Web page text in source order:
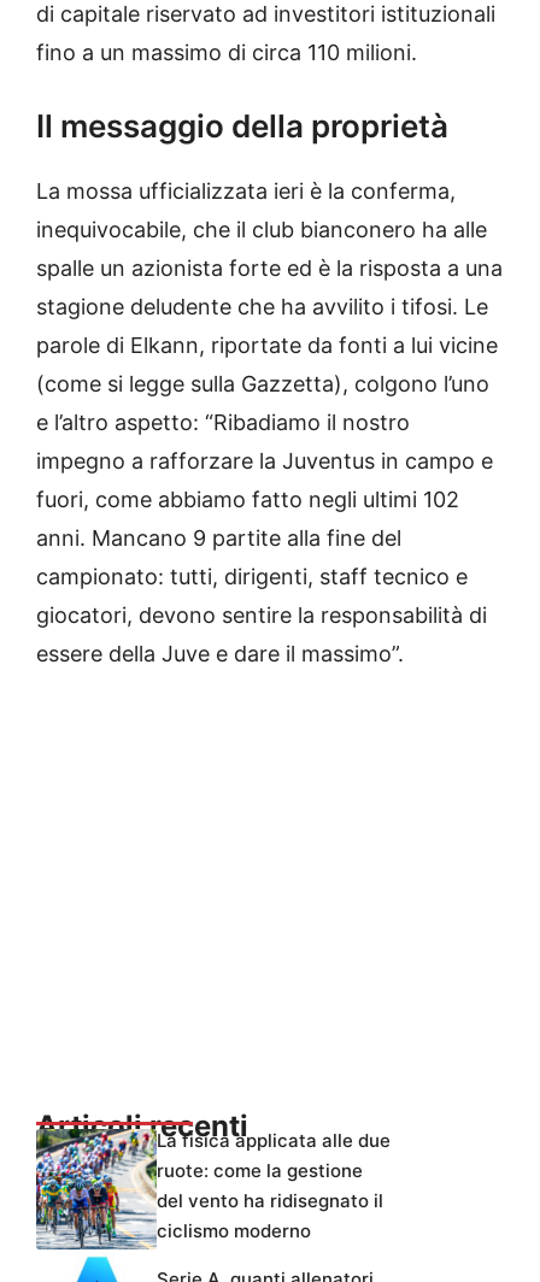
di capitale riservato ad investitori istituzionali
fino a un massimo di circa 110 milioni.
Il messaggio della proprietà
La mossa ufficializzata ieri è la conferma,
inequivocabile, che il club bianconero ha alle
spalle un azionista forte ed è la risposta a una
stagione deludente che ha avvilito i tifosi. Le
parole di Elkann, riportate da fonti a lui vicine
(come si legge sulla Gazzetta), colgono l’uno
e l’altro aspetto: “Ribadiamo il nostro
impegno a rafforzare la Juventus in campo e
fuori, come abbiamo fatto negli ultimi 102
anni. Mancano 9 partite alla fine del
campionato: tutti, dirigenti, staff tecnico e
giocatori, devono sentire la responsabilità di
essere della Juve e dare il massimo”.
Articoli recentiLa fisica applicata alle due
ruote: come la gestione
del vento ha ridisegnato il
ciclismo moderno